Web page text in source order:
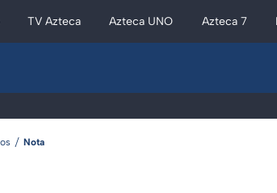
TV Azteca Azteca UNO Azteca 7
Nota